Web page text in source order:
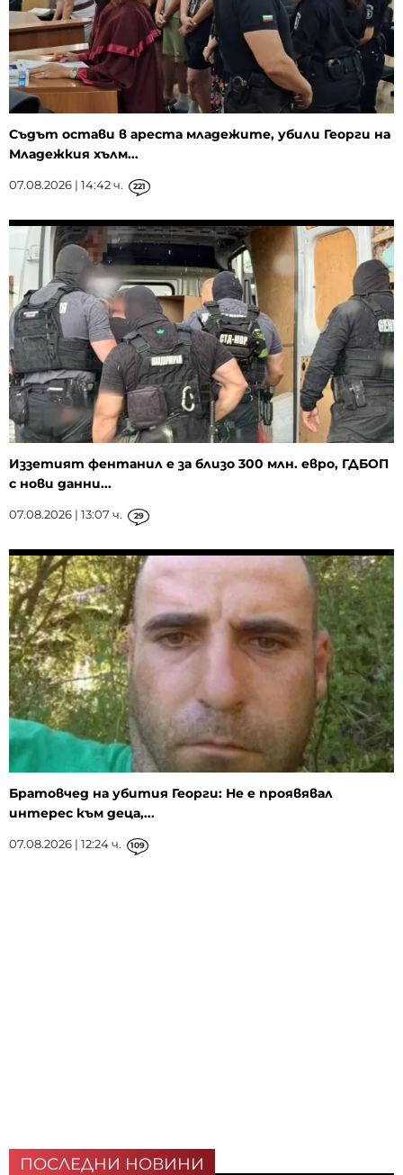
Съдът остави в ареста младежите, убили Георги на
Младежкия хълм...
07.08.2026 | 14:42 ч. 221
Иззетият фентанил е за близо 300 млн. евро, ГДБОП
с нови данни...
07.08.2026 | 13:07 ч. 29
Братовчед на убития Георги: Не е проявявал
интерес към деца,...
07.08.2026 | 12:24 ч. 109
ПОСЛЕДНИ НОВИНИ